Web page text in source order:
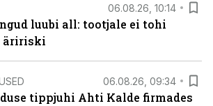
06.08.26, 10:14
luubi all: tootjale ei tohi
äririski
06.08.26, 09:34
tippjuhi Ahti Kalde firmades